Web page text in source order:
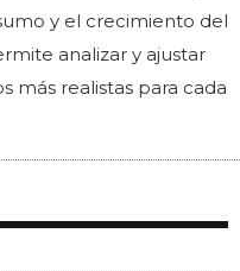
y el crecimiento del
analizar y ajustar
más realistas para cada